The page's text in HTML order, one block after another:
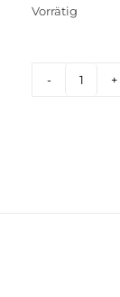
Vorrätig